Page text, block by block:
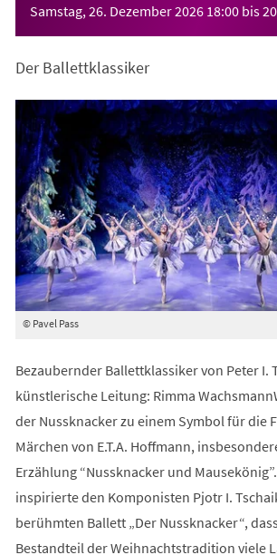
Samstag, 26. Dezember 2026 18:00 bis
Der Ballettklassiker
© Pavel Pass
Bezaubernder Ballettklassiker von Peter I.
künstlerische Leitung: Rimma
der Nussknacker zu einem Symbol für die
Märchen von E.T.A. Hoffmann,
Erzählung “Nussknacker und
inspirierte den Komponisten Pjotr I.
berühmten Ballett „Der Nussknacker“,
Bestandteil der Weihnachtstradition viele